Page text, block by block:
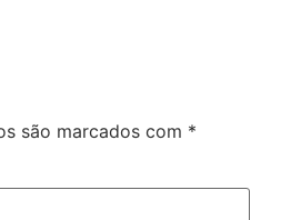
são marcados com *